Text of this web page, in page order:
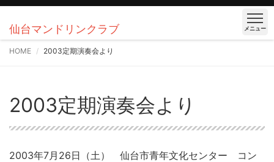
仙台マンドリンクラブ メニュー
HOME 2003定期演奏会より
2003定期演奏会より
2003年7月26日（土） 仙台市青年文化センター コン